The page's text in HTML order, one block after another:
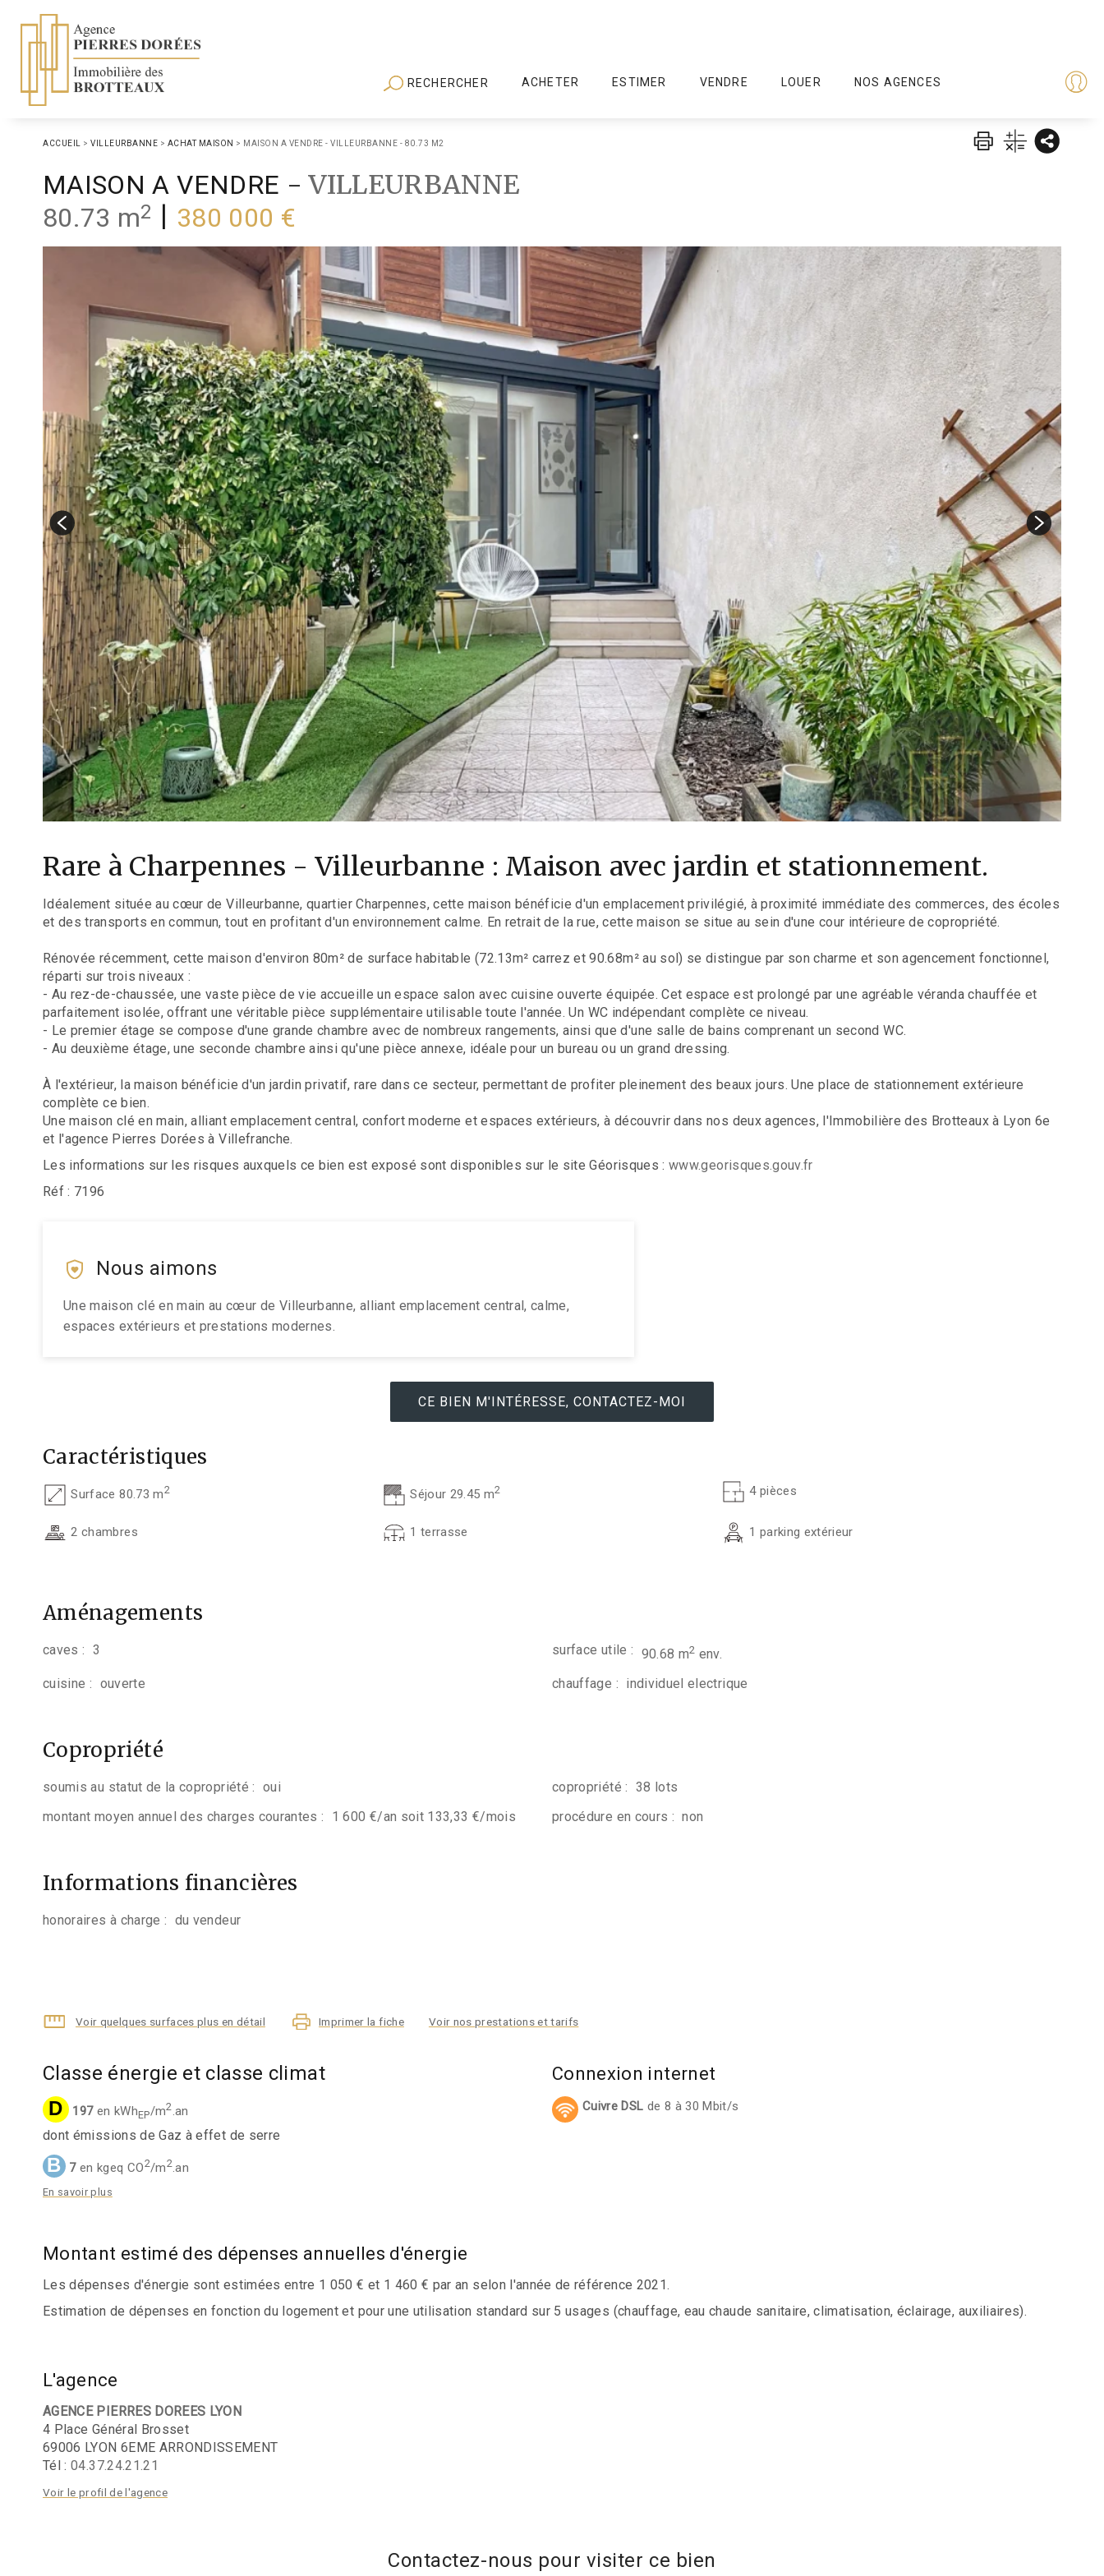
RECHERCHER ACHETER ESTIMER VENDRE LOUER NOS AGENCES
ACCUEIL > VILLEURBANNE > ACHAT MAISON > MAISON A VENDRE - VILLEURBANNE - 80.73 M2
MAISON A VENDRE -VILLEURBANNE
80.73 m2 380 000 €
Rare à Charpennes - Villeurbanne : Maison avec jardin et stationnement.
Idéalement située au cœur de Villeurbanne, quartier Charpennes, cette maison bénéficie d'un emplacement privilégié, à proximité immédiate des commerces, des écoles
et des transports en commun, tout en profitant d'un environnement calme. En retrait de la rue, cette maison se situe au sein d'une cour intérieure de copropriété.
Rénovée récemment, cette maison d'environ 80m² de surface habitable (72.13m² carrez et 90.68m² au sol) se distingue par son charme et son agencement fonctionnel,
réparti sur trois niveaux :
- Au rez-de-chaussée, une vaste pièce de vie accueille un espace salon avec cuisine ouverte équipée. Cet espace est prolongé par une agréable véranda chauffée et
parfaitement isolée, offrant une véritable pièce supplémentaire utilisable toute l'année. Un WC indépendant complète ce niveau.
- Le premier étage se compose d'une grande chambre avec de nombreux rangements, ainsi que d'une salle de bains comprenant un second WC.
- Au deuxième étage, une seconde chambre ainsi qu'une pièce annexe, idéale pour un bureau ou un grand dressing.
À l'extérieur, la maison bénéficie d'un jardin privatif, rare dans ce secteur, permettant de profiter pleinement des beaux jours. Une place de stationnement extérieure
complète ce bien.
Une maison clé en main, alliant emplacement central, confort moderne et espaces extérieurs, à découvrir dans nos deux agences, l'Immobilière des Brotteaux à Lyon 6e
et l'agence Pierres Dorées à Villefranche.
Les informations sur les risques auxquels ce bien est exposé sont disponibles sur le site Géorisques :www.georisques.gouv.fr
Réf : 7196
Nous aimons
Une maison clé en main au cœur de Villeurbanne, alliant emplacement central, calme,
espaces extérieurs et prestations modernes.
CE BIEN M'INTÉRESSE, CONTACTEZ-MOI
Caractéristiques
Surface 80.73 m2 Séjour 29.45 m2 4 pièces
2 chambres 1 terrasse 1 parking extérieur
Aménagements
caves : 3 surface utile : 90.68 m2 env.
cuisine : ouverte chauffage : individuel electrique
Copropriété
soumis au statut de la copropriété : oui copropriété : 38 lots
montant moyen annuel des charges courantes :
1 600 €/an soit 133,33 €/mois procédure en cours : non
Informations financières
honoraires à charge : du vendeur
Voir quelques surfaces plus en détail Imprimer la fiche Voir nos prestations et tarifs
Classe énergie et classe climat
D 197en kWhEP/m2.an
dont émissions de Gaz à effet de serre
B 7en kgeq CO2/m2.an
En savoir plus
Connexion internet
Cuivre DSL de 8 à 30 Mbit/s
Montant estimé des dépenses annuelles d'énergie
Les dépenses d'énergie sont estimées entre 1 050 € et 1 460 € par an selon l'année de référence 2021.
Estimation de dépenses en fonction du logement et pour une utilisation standard sur 5 usages (chauffage, eau chaude sanitaire, climatisation, éclairage, auxiliaires).
L'agence
AGENCE PIERRES DOREES LYON
4 Place Général Brosset
69006 LYON 6EME ARRONDISSEMENT
Tél :04.37.24.21.21
Voir le profil de l'agence
Contactez-nous pour visiter ce bien